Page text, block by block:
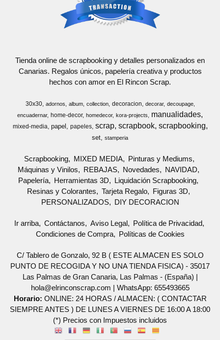
Tienda online de scrapbooking y detalles personalizados en
Canarias. Regalos únicos, papelería creativa y productos
hechos con amor en El Rincon Scrap.
30x30 adornos album collection decoracion decorar
decoupage
encuadernar
home-decor homedecor kora-projects manualidades
mixed-media papel papeles scrap scrapbook scrapbooking
set stamperia
Scrapbooking MIXED MEDIA
Pinturas y Mediums
Máquinas y Vinilos
REBAJAS Novedades
NAVIDAD
Papelería
Herramientas 3D
Liquidación Scrapbooking
Resinas y Colorantes
Tarjeta Regalo
Figuras 3D
PERSONALIZADOS
DIY DECORACION
Ir arriba Contáctanos Aviso Legal
Política de Privacidad
Condiciones de Compra
Políticas de Cookies
C/ Tablero de Gonzalo, 92 B ( ESTE ALMACEN ES SOLO
PUNTO DE RECOGIDA Y NO UNA TIENDA FISICA) - 35017
Las Palmas de Gran Canaria, Las Palmas - (España) |
hola@elrinconscrap.com | WhatsApp: 655493665
Horario: ONLINE: 24 HORAS / ALMACEN: ( CONTACTAR
SIEMPRE ANTES ) DE LUNES A VIERNES DE 16:00 A 18:00
(*) Precios con Impuestos incluidos